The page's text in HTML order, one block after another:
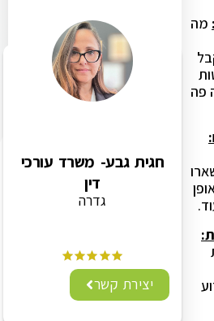
פה
חגית גבע- משרד עורכי
דין
גדרה
יצירת קשר